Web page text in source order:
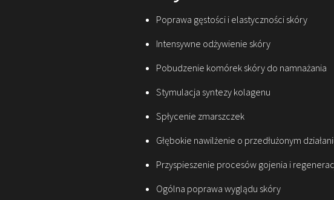
Poprawa gęstości i elastyczności skóry
Intensywne odżywienie skóry
Pobudzenie komórek skóry do namnażania
Stymulacja syntezy kolagenu
Spłycenie zmarszczek
Głębokie nawilżenie o przedłużonym
Przyspieszenie procesów gojenia i
Ogólna poprawa wyglądu skóry